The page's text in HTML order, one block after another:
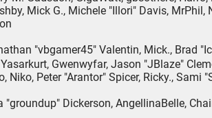
Mick G., Michele "Illori" Davis, MrPhil,
"vbgamer45" Valentin, Mick., Brad
Gwenwyfar, Jason "JBlaze"
Niko, Peter "Arantor" Spicer, Ricky.,
Dickerson, AngellinaBelle,